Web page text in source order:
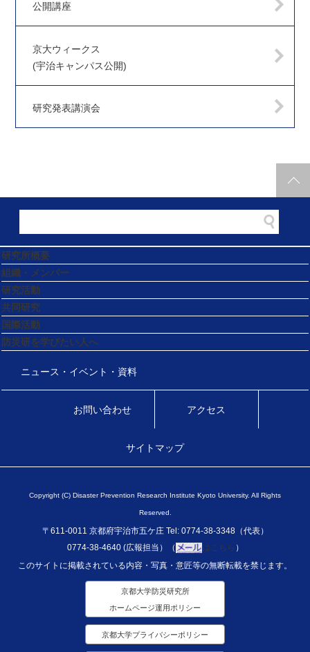
公開講座
京大ウィークス
(宇治キャンパス公開)
研究発表講演会
研究所概要
組織・メンバー
研究活動
共同研究
国際活動
防災研を学びたい人へ
ニュース・イベント・資料
お問い合わせ アクセス
サイトマップ
Copyright (C) Disaster Prevention Research Institute Kyoto University. All Rights
Reserved.
〒611-0011 京都府宇治市五ケ庄 Tel: 0774-38-3348（代表）
0774-38-4640 (広報担当）（
はこちら ）
このサイトに掲載されている内容・写真・意匠等の無断転載を禁じます。
京都大学防災研究所
ホームページ運用ポリシー
京都大学プライバシーポリシー